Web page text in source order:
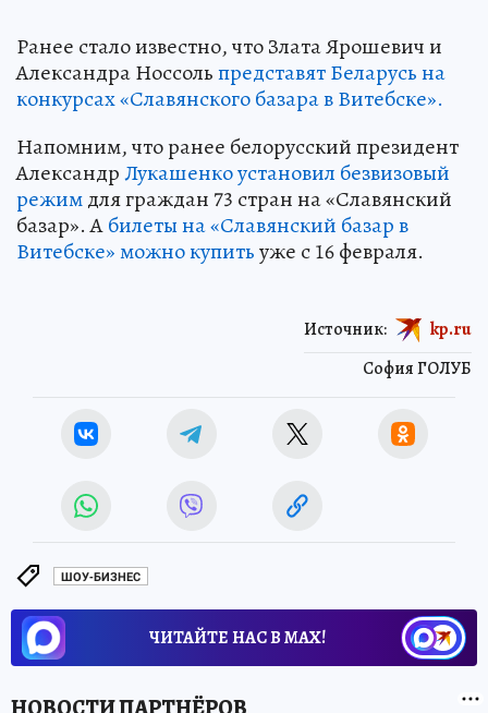
Ранее стало известно, что Злата Ярошевич и
Александра Носсольпредставят Беларусь на
конкурсах «Славянского базара в Витебске».
Напомним, что ранее белорусский президент
АлександрЛукашенко установил безвизовый
режимдля граждан 73 стран на «Славянский
базар». Абилеты на «Славянский базар в
Витебске» можно купитьуже с 16 февраля.
София ГОЛУБ
Источник: kp.ru
ШОУ-БИЗНЕС
ЧИТАЙТЕ НАС В МАХ!